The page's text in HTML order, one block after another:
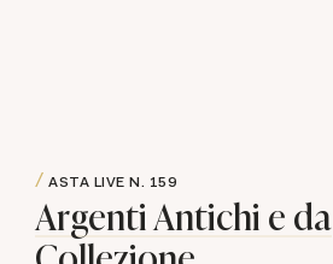
ASTA LIVE N. 159
Argenti Antichi e da